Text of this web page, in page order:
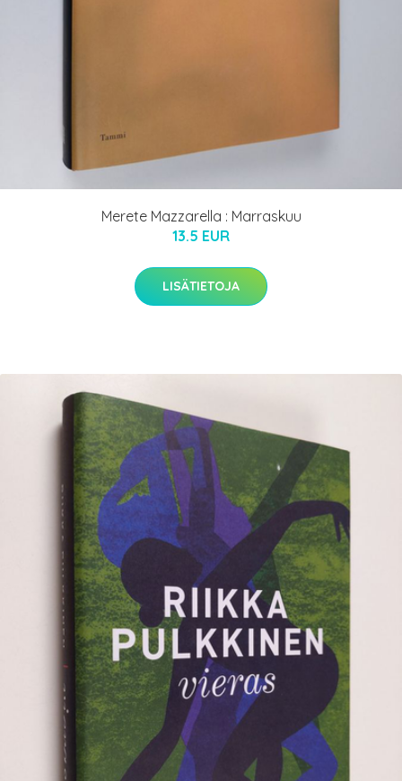
Merete Mazzarella : Marraskuu
13.5 EUR
LISÄTIETOJA